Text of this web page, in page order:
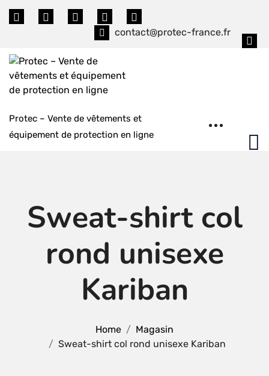
Skip
contact@protec-france.fr
Protec – Vente de vêtements et
équipement de protection en ligne
Sweat-shirt col
rond unisexe
Kariban
Home
Magasin
Sweat-shirt col rond unisexe Kariban